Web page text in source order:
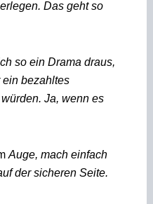
Das geht so
so ein Drama draus,
bezahltes
Ja, wenn es
Auge, mach einfach
der sicheren Seite.